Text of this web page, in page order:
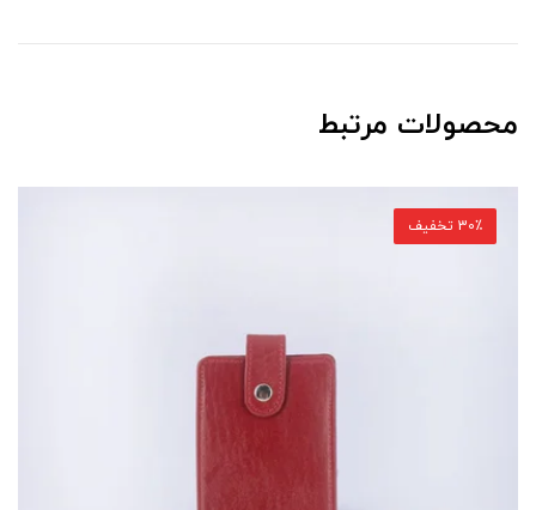
محصولات مرتبط
30٪ تخفیف